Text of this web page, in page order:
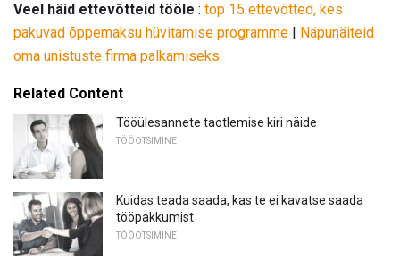
Veel häid ettevõtteid tööle : top 15 ettevõtted, kes
pakuvad õppemaksu hüvitamise programme
Näpunäiteid
oma unistuste firma palkamiseks
Related Content
Tööülesannete taotlemise kiri näide
TÖÖOTSIMINE
Kuidas teada saada, kas te ei kavatse saada
tööpakkumist
TÖÖOTSIMINE